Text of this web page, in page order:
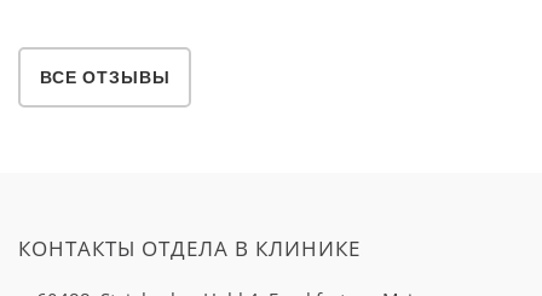
ВСЕ ОТЗЫВЫ
КОНТАКТЫ ОТДЕЛА В КЛИНИКЕ